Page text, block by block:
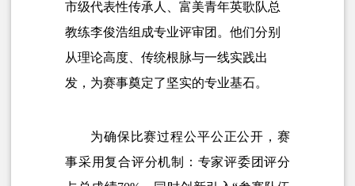
市级代表性传承人、富美青年英歌队总
教练李俊浩组成专业评审团。他们分别
从理论高度、传统根脉与一线实践出
发，为赛事奠定了坚实的专业基石。
为确保比赛过程公平公正公开，赛
事采用复合评分机制：专家评委团评分